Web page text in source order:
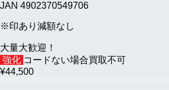
JAN 4902370549706
※印あり減額なし
大量大歓迎！
強化 コードない場合買取不可
¥44,500